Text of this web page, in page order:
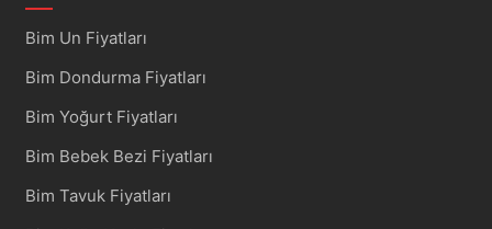
Bim Un Fiyatları
Bim Dondurma Fiyatları
Bim Yoğurt Fiyatları
Bim Bebek Bezi Fiyatları
Bim Tavuk Fiyatları